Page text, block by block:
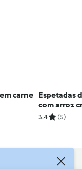
carne
Espetadas
com arroz
3.4 (5)